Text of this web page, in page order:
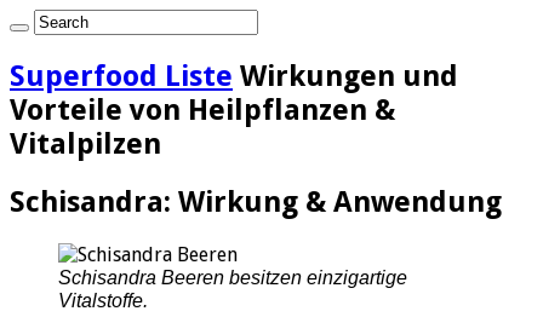
Superfood Liste Wirkungen und
Vorteile von Heilpflanzen &
Vitalpilzen
Schisandra: Wirkung & Anwendung
Schisandra Beeren besitzen einzigartige
Vitalstoffe.